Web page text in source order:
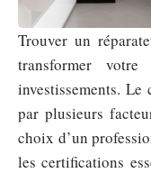
Trouver un
transformer
investissements.
par plusieurs
choix d’un
les certifications